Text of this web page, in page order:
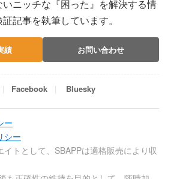
いニッチな『困った』を解決する情
記事を執筆しています。
績 お問い合わせ
Facebook Bluesky
ー
シー
トとして、SBAPPは適格販売により収